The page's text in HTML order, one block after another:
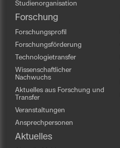
Studienorganisation
Forschung
Forschungsprofil
Forschungsförderung
Technologietransfer
Wissenschaftlicher
Nachwuchs
Aktuelles aus Forschung und
Transfer
Veranstaltungen
Ansprechpersonen
Aktuelles